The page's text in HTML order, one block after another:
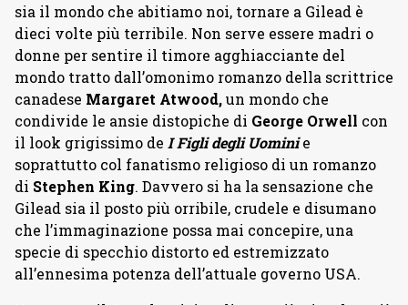
sia il mondo che abitiamo noi, tornare a Gilead è
dieci volte più terribile. Non serve essere madri o
donne per sentire il timore agghiacciante del
mondo tratto dall’omonimo romanzo della scrittrice
canadese Margaret Atwood,un mondo che
condivide le ansie distopiche di George Orwell con
il look grigissimo de I Figli degli Uominie
soprattutto col fanatismo religioso di un romanzo
di Stephen King. Davvero si ha la sensazione che
Gilead sia il posto più orribile, crudele e disumano
che l’immaginazione possa mai concepire, una
specie di specchio distorto ed estremizzato
all’ennesima potenza dell’attuale governo USA.